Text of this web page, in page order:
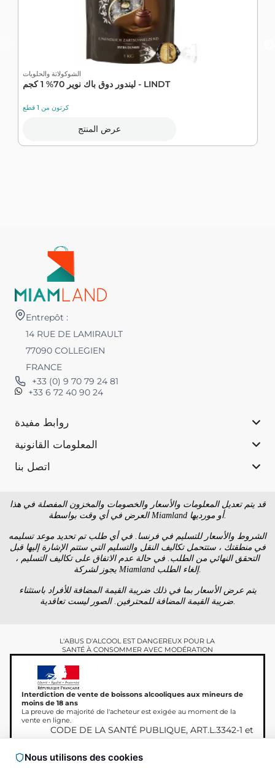
الشوكولاتة والحلويات
ليندور دوق باك نوير 70% 1 كجم - LINDT
كرتون من 1 قطع
عرض المنتج
Entrepôt :
14 RUE DE LAMIRAULT
77090 COLLEGIEN
FRANCE
+33 (0) 9 70 79 24 81
+33 6 72 40 90 24
روابط مفيدة
المعلومات القانونية
اتصل بنا
قد يتم تعديل المعلومات والأسعار والخصومات والمخزون المفصلة في هذا
العرض في أي وقت بواسطة Miamland أو مورديها.
الشروط والأسعار للتسليم في فرنسا. في أي طلب تم تحديد موعد تسليمه
في منطقتك ، ستتحمل تكاليف النقل والتسليم التي ستتم الإشارة إليها قبل
التحقق النهائي من الطلب. في حالة عدم الاتفاق على تكاليف التسليم ،
يجوز لشركة Miamland إلغاء الطلب.
يتم عرض الأسعار بما في ذلك ضريبة القيمة المضافة للأفراد باستثناء
ضريبة القيمة المضافة للمحترفين. الصور ليست تعاقدية.
L'ABUS D'ALCOOL EST DANGEREUX POUR LA
SANTÉ À CONSOMMER AVEC MODÉRATION
Interdiction de vente de boissons alcooliques aux mineurs de
moins de 18 ans
La preuve de majorité de l'acheteur est exigée au moment de la
vente en ligne.
CODE DE LA SANTÉ PUBLIQUE, ART.L.3342-1 et
L.3353-3
Nous utilisons des cookies